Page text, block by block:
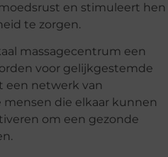
en stimuleert hen
te zorgen.
massagecentrum een
voor gelijkgestemde
een netwerk van
die elkaar kunnen
om een gezonde